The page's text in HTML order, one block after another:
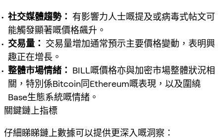
社交媒體趨勢： 有影響力人士嘅提及或病毒式帖文可
能觸發顯著嘅價格飆升。
交易量： 交易量增加通常預示主要價格變動，表明興
趣正在增長。
整體市場情緒： BILL嘅價格亦與加密市場整體狀況相
關，特別係Bitcoin同Ethereum嘅表現，以及圍繞
Base生態系統嘅情緒。
關鍵鏈上指標
仔細睇睇鏈上數據可以提供更深入嘅洞察：